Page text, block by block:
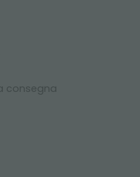
consegna